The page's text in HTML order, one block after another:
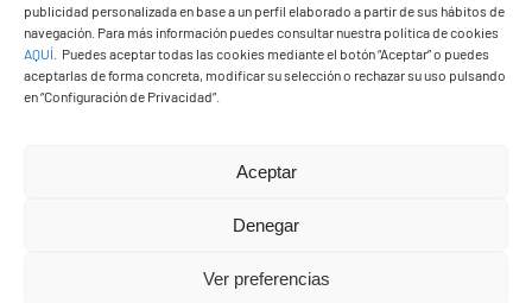
publicidad personalizada en base a un perfil elaborado a partir de sus hábitos de
navegación. Para más información puedes consultar nuestra política de cookies
AQUÍ
Puedes aceptar todas las cookies mediante el botón “Aceptar” o puedes
aceptarlas de forma concreta, modificar su selección o rechazar su uso pulsando
en “Configuración de Privacidad”.
Aceptar
Denegar
Ver preferencias
Tel:928 83 62 20
© Copyright2026 Ayuntamiento de Yaiza - Todos los